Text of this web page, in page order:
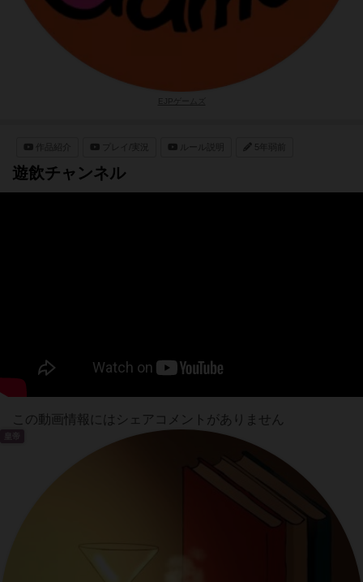
作品紹介 5年弱前
遊飲チャンネル
この動画情報にはシェアコメントがありません